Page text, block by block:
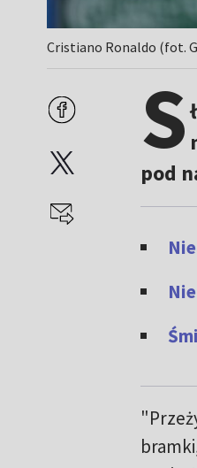
Cristiano Ronaldo (fot.
S
pod